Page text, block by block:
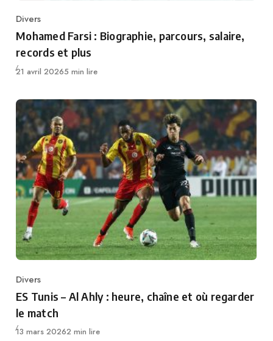
Category
Divers
Mohamed Farsi : Biographie, parcours, salaire,
records et plus
Publié
21 avril 20265 min lire
Category
Divers
ES Tunis – Al Ahly : heure, chaîne et où regarder
le match
Publié
13 mars 20262 min lire